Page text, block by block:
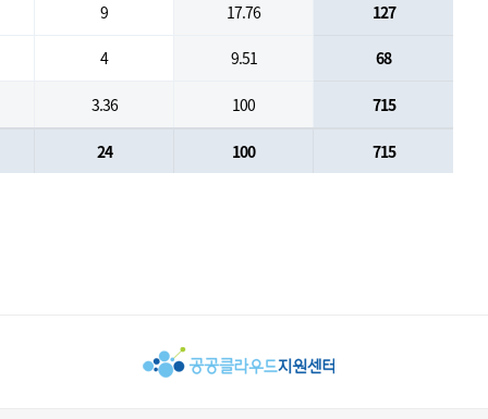
9 17.76 127
4 9.51 68
3.36 100 715
24 100 715